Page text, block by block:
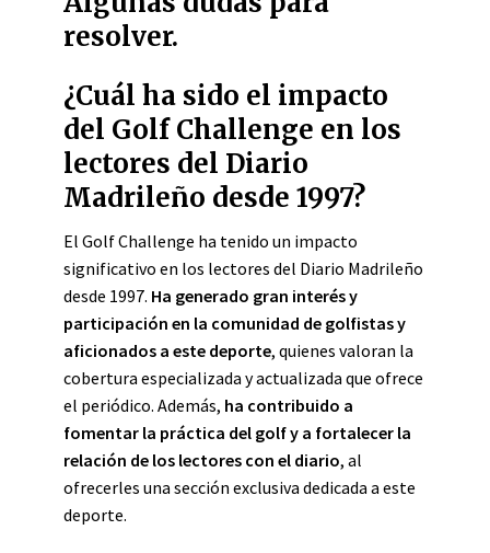
resolver.
¿Cuál ha sido el impacto
del Golf Challenge en los
lectores del Diario
Madrileño desde 1997?
El Golf Challenge ha tenido un impacto
significativo en los lectores del Diario Madrileño
desde 1997. Ha generado gran interés y
participación en la comunidad de golfistas y
aficionados a este deporte, quienes valoran la
cobertura especializada y actualizada que ofrece
el periódico. Además, ha contribuido a
fomentar la práctica del golf y a fortalecer la
relación de los lectores con el diario, al
ofrecerles una sección exclusiva dedicada a este
deporte.